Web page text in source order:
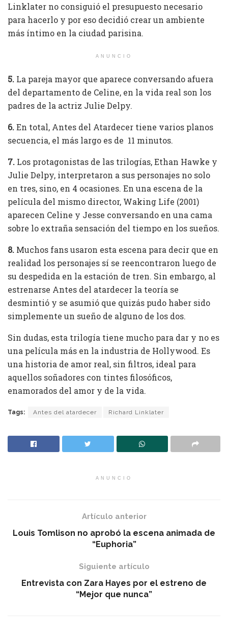
Linklater no consiguió el presupuesto necesario
para hacerlo y por eso decidió crear un ambiente
más íntimo en la ciudad parisina.
ANUNCIO
5. La pareja mayor que aparece conversando afuera
del departamento de Celine, en la vida real son los
padres de la actriz Julie Delpy.
6.En total, Antes del Atardecer tiene varios planos
secuencia, el más largo es de 11 minutos.
7. Los protagonistas de las trilogías, Ethan Hawke y
Julie Delpy, interpretaron a sus personajes no solo
en tres, sino, en 4 ocasiones. En una escena de la
película del mismo director, Waking Life (2001)
aparecen Celine y Jesse conversando en una cama
sobre lo extraña sensación del tiempo en los sueños.
8. Muchos fans usaron esta escena para decir que en
realidad los personajes sí se reencontraron luego de
su despedida en la estación de tren. Sin embargo, al
estrenarse Antes del atardecer la teoría se
desmintió y se asumió que quizás pudo haber sido
simplemente un sueño de alguno de los dos.
Sin dudas, esta trilogía tiene mucho para dar y no es
una película más en la industria de Hollywood. Es
una historia de amor real, sin filtros, ideal para
aquellos soñadores con tintes filosóficos,
enamorados del amor y de la vida.
Tags: Antes del atardecer Richard Linklater
ANUNCIO
Artículo anterior
Louis Tomlison no aprobó la escena animada de
“Euphoria”
Siguiente artículo
Entrevista con Zara Hayes por el estreno de
“Mejor que nunca”